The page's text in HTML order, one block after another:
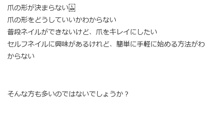
爪の形が決まらない
爪の形をどうしていいかわからない
普段ネイルができないけど、爪をキレイにしたい
セルフネイルに興味があるけれど、簡単に手軽に始める方法がわ
からない
そんな方も多いのではないでしょうか？